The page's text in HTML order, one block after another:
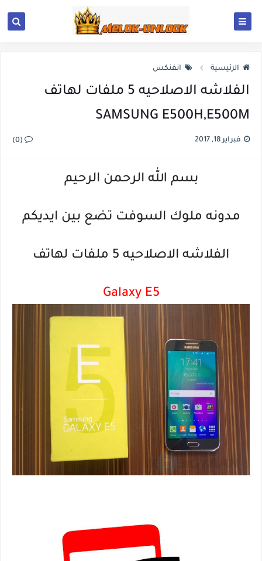
الرئيسية انفنكس
الفلاشه الاصلاحيه 5 ملفات لهاتف
SAMSUNG E500H,E500M
فبراير 18, 2017 (0)
بسم الله الرحمن الرحيم
مدونه ملوك السوفت تضع بين ايديكم
الفلاشه الاصلاحيه 5 ملفات لهاتف
Galaxy E5